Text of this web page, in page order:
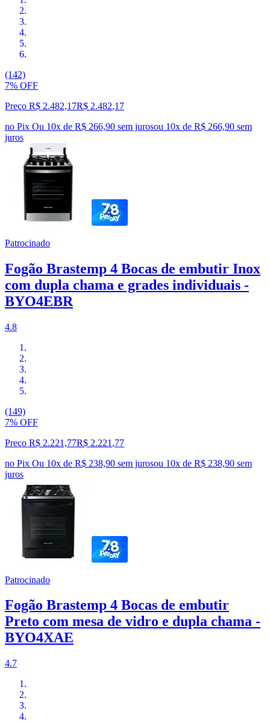
(142)
7% OFF
Preço R$ 2.482,17R$ 2.482,17
no Pix Ou 10x de R$ 266,90 sem jurosou 10x de R$ 266,90 sem
juros
Patrocinado
Fogão Brastemp 4 Bocas de embutir Inox
com dupla chama e grades individuais -
BYO4EBR
4.8
(149)
7% OFF
Preço R$ 2.221,77R$ 2.221 ,77
no Pix Ou 10x de R$ 238,90 sem jurosou 10x de R$ 238,90 sem
juros
Patrocinado
Fogão Brastemp 4 Bocas de embutir
Preto com mesa de vidro e dupla chama -
BYO4XAE
4.7